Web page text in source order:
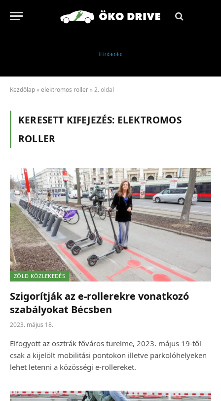
Kezdőlap »elektromos roller »2. oldal
KERESETT KIFEJEZÉS: ELEKTROMOS
ROLLER
ZÖLD KÖZLEKEDÉS
Szigorítják az e-rollerekre vonatkozó
szabályokat Bécsben
2023. május 18.
Elfogyott az osztrák főváros türelme, 2023. május 19-től
csak a kijelölt mobilitási pontokon illetve parkolóhelyeken
lehet letenni a közösségi e-rollereket.